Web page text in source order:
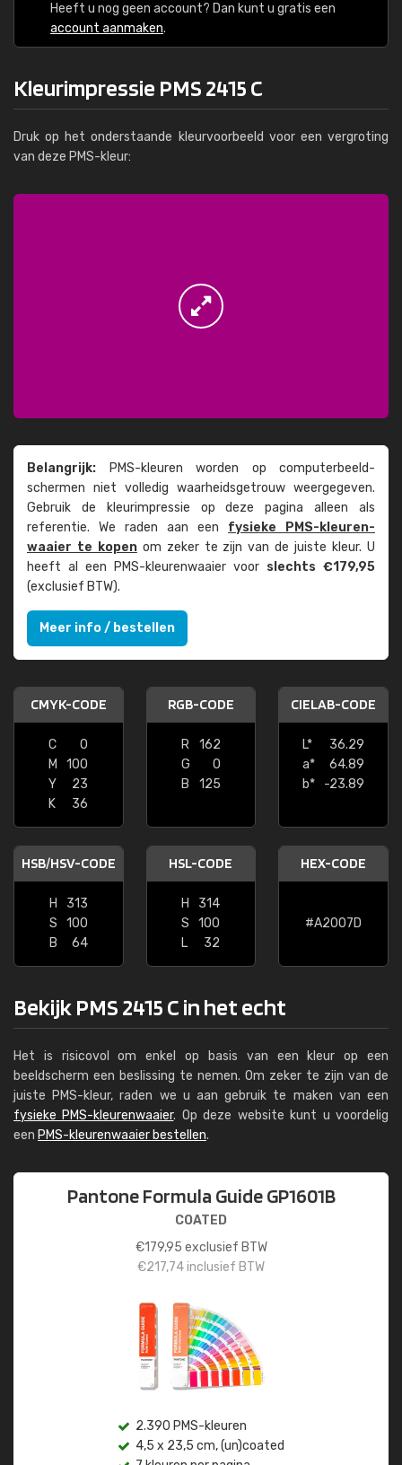
Heeft u nog geen account? Dan kunt u gratis een
account aanmaken.
Kleurimpressie PMS 2415 C
Druk op het onderstaande kleurvoorbeeld voor een vergroting
van deze PMS-kleur:
Belangrijk: PMS-kleuren worden op computer­beeld­
schermen niet volledig waarheids­­getrouw weer­gegeven.
Gebruik de kleur­impressie op deze pagina alleen als
referentie. We raden aan een fysieke PMS-kleuren­
waaier te kopenom zeker te zijn van de juiste kleur. U
heeft al een PMS-kleuren­waaier voor slechts €179,95
(exclusief BTW).
Meer info / bestellen
CMYK-CODE
C
0
M
100
Y
23
K
36
RGB-CODE
R
162
G
0
B
125
CIELAB-CODE
L*
36.29
a*
64.89
b*
-23.89
HSB/HSV-CODE
H
313
S
100
B
64
HSL-CODE
H
314
S
100
L
32
HEX-CODE
#A2007D
Bekijk PMS 2415 C in het echt
Het is risicovol om enkel op basis van een kleur op een
beeldscherm een beslissing te nemen. Om zeker te zijn van de
juiste PMS-kleur, raden we u aan gebruik te maken van een
fysieke PMS-kleurenwaaier. Op deze website kunt u voordelig
een PMS-kleurenwaaier bestellen.
Pantone Formula Guide GP1601B
COATED
€179,95 exclusief BTW
€217,74inclusief BTW
2.390 PMS-kleuren
4,5 x 23,5 cm, (un)coated